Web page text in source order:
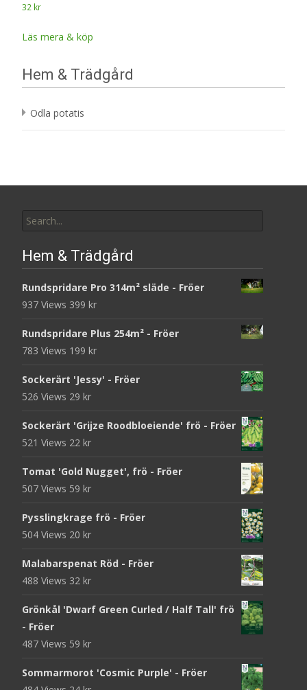
32 kr
Läs mera & köp
Hem & Trädgård
Odla potatis
for:
Hem & Trädgård
Rundspridare Pro 314m² släde - Fröer
937 Views 399 kr
Rundspridare Plus 254m² - Fröer
783 Views 199 kr
Sockerärt 'Jessy' - Fröer
526 Views 29 kr
Sockerärt 'Grijze Roodbloeiende' frö - Fröer
521 Views 22 kr
Tomat 'Gold Nugget', frö - Fröer
507 Views 59 kr
Pysslingkrage frö - Fröer
504 Views 20 kr
Malabarspenat Röd - Fröer
488 Views 32 kr
Grönkål 'Dwarf Green Curled / Half Tall' frö
- Fröer
487 Views 59 kr
Sommarmorot 'Cosmic Purple' - Fröer